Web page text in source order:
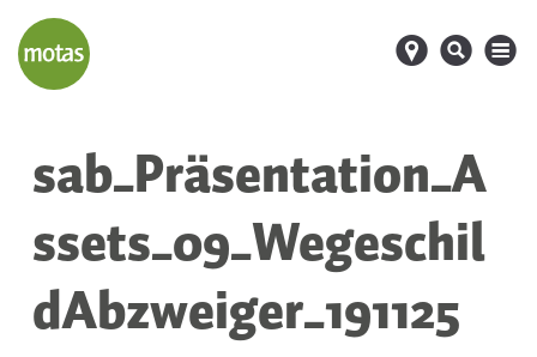
d s M
sab_Präsentation_A
ssets_09_Wegeschil
dAbzweiger_191125